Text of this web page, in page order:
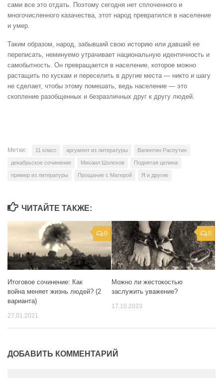
сами все это отдать. Поэтому сегодня нет сплоченного и
многочисленного казачества, этот народ превратился в население
и умер.
Таким образом, народ, забывший свою историю или давший ее
переписать, неминуемо утрачивает национальную идентичность и
самобытность. Он превращается в население, которое можно
растащить по кускам и переселить в другие места — никто и шагу
не сделает, чтобы этому помешать, ведь население — это
скопление разобщенных и безразличных друг к другу людей.
Метки: 11 класс аргумент из литературы Валентин Распутин
декабрьское сочинение Михаил Шолохов Поднятая целина
пример из литературы Прощание с Матерой Я и другие
ЧИТАЙТЕ ТАКЖЕ:
0
Итоговое сочинение: Как
война меняет жизнь людей? (2
варианта)
27.01.2021
0
Можно ли жестокостью
заслужить уважение?
17.10.2023
ДОБАВИТЬ КОММЕНТАРИЙ